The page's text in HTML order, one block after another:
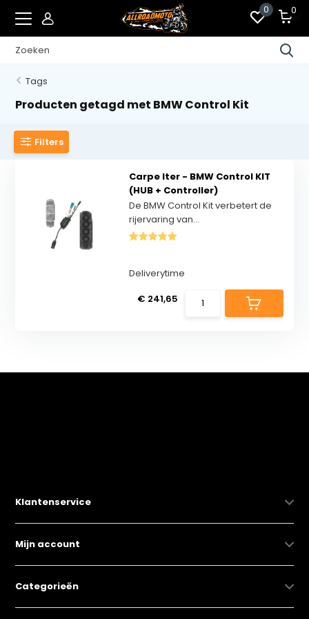
0 0
Tags
Producten getagd met BMW Control Kit
Filters
Carpe Iter - BMW Control KIT
(HUB + Controller)
​De BMW Control Kit verbetert de
rijervaring van...
Deliverytime
€ 241,65
Klantenservice
Mijn account
Categorieën